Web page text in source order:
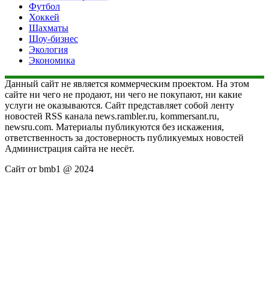
Футбол
Хоккей
Шахматы
Шоу-бизнес
Экология
Экономика
Данный сайт не является коммерческим проектом. На этом
сайте ни чего не продают, ни чего не покупают, ни какие
услуги не оказываются. Сайт представляет собой ленту
новостей RSS канала news.rambler.ru, kommersant.ru,
newsru.com. Материалы публикуются без искажения,
ответственность за достоверность публикуемых новостей
Администрация сайта не несёт.
Сайт от bmb1 @ 2024